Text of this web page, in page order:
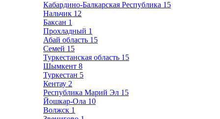
Кабардино-Балкарская Республика 15
Нальчик 12
Баксан 1
Прохладный 1
Абай область 15
Семей 15
Туркестанская область 15
Шымкент 8
Туркестан 5
Кентау 2
Республика Марий Эл 15
Йошкар-Ола 10
Волжск 1